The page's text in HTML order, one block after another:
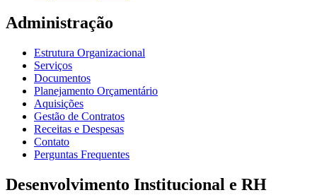
Administração
Estrutura Organizacional
Serviços
Documentos
Planejamento Orçamentário
Aquisições
Gestão de Contratos
Receitas e Despesas
Contato
Perguntas Frequentes
Desenvolvimento Institucional e RH